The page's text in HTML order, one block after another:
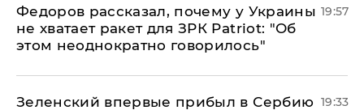
Федоров рассказал, почему у Украины
не хватает ракет для ЗРК Patriot: "Об
этом неоднократно говорилось"
19:57
Зеленский впервые прибыл в Сербию 19:33